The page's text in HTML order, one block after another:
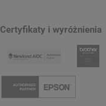
Certyfikaty i wyróżnienia